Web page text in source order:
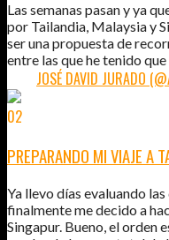
Las semanas pasan y ya
por Tailandia, Malaysia y
ser una propuesta de
entre las que he tenido
JOSÉ DAVID JURADO
02
PREPARANDO MI VIAJE A
Ya llevo días evaluando
finalmente me decido a
Singapur. Bueno, el orden